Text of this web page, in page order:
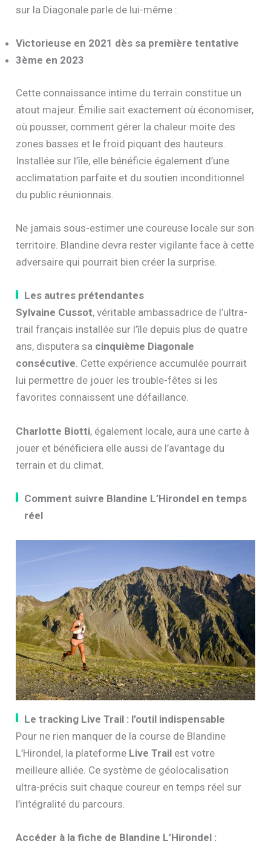
sur la Diagonale parle de lui-même :
Victorieuse en 2021 dès sa première tentative
3ème en 2023
Cette connaissance intime du terrain constitue un
atout majeur. Émilie sait exactement où économiser,
où pousser, comment gérer la chaleur moite des
zones basses et le froid piquant des hauteurs.
Installée sur l’île, elle bénéficie également d’une
acclimatation parfaite et du soutien inconditionnel
du public réunionnais.
Ne jamais sous-estimer une coureuse locale sur son
territoire. Blandine devra rester vigilante face à cette
adversaire qui pourrait bien créer la surprise.
Les autres prétendantes
Sylvaine Cussot, véritable ambassadrice de l’ultra-
trail français installée sur l’île depuis plus de quatre
ans, disputera sa cinquième Diagonale
consécutive. Cette expérience accumulée pourrait
lui permettre de jouer les trouble-fêtes si les
favorites connaissent une défaillance.
Charlotte Biotti, également locale, aura une carte à
jouer et bénéficiera elle aussi de l’avantage du
terrain et du climat.
Comment suivre Blandine L’Hirondel en temps
réel
Le tracking Live Trail : l’outil indispensable
Pour ne rien manquer de la course de Blandine
L’Hirondel, la plateforme Live Trail est votre
meilleure alliée. Ce système de géolocalisation
ultra-précis suit chaque coureur en temps réel sur
l’intégralité du parcours.
Accéder à la fiche de Blandine L’Hirondel :